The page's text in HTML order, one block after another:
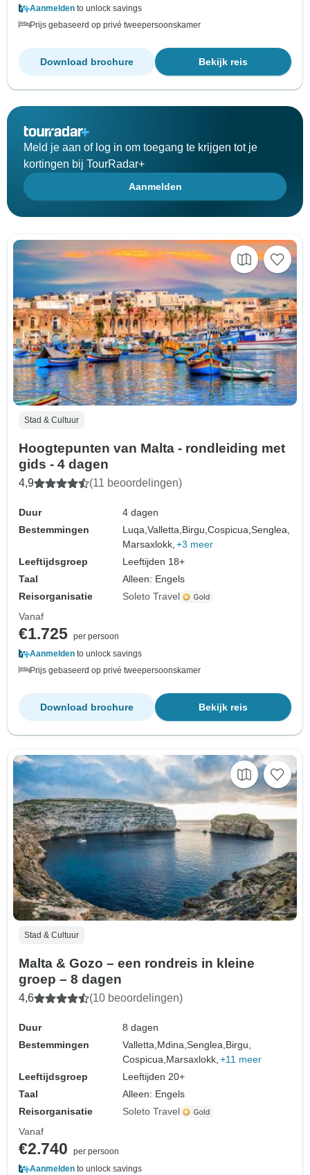
Aanmelden to unlock savings
Prijs gebaseerd op privé tweepersoonskamer
Bekijk reis
Download brochure
Meld je aan of log in om toegang te krijgen tot je
kortingen bij TourRadar+
Aanmelden
Stad & Cultuur
Hoogtepunten van Malta - rondleiding met
gids - 4 dagen
4,9 (11 beoordelingen)
Duur
4 dagen
Bestemmingen
Luqa,Valletta,Birgu,Cospicua,Senglea,
Marsaxlokk, +3 meer
Leeftijdsgroep
Leeftijden 18+
Taal
Alleen: Engels
Reisorganisatie
Soleto Travel
Vanaf
€1.725 per persoon
Aanmelden to unlock savings
Prijs gebaseerd op privé tweepersoonskamer
Bekijk reis
Download brochure
Stad & Cultuur
Malta & Gozo – een rondreis in kleine
groep – 8 dagen
4,6 (10 beoordelingen)
Duur
8 dagen
Bestemmingen
Valletta,Mdina,Senglea,Birgu,
Cospicua,Marsaxlokk, +11 meer
Leeftijdsgroep
Leeftijden 20+
Taal
Alleen: Engels
Reisorganisatie
Soleto Travel
Vanaf
€2.740
per persoon
Aanmelden to unlock savings